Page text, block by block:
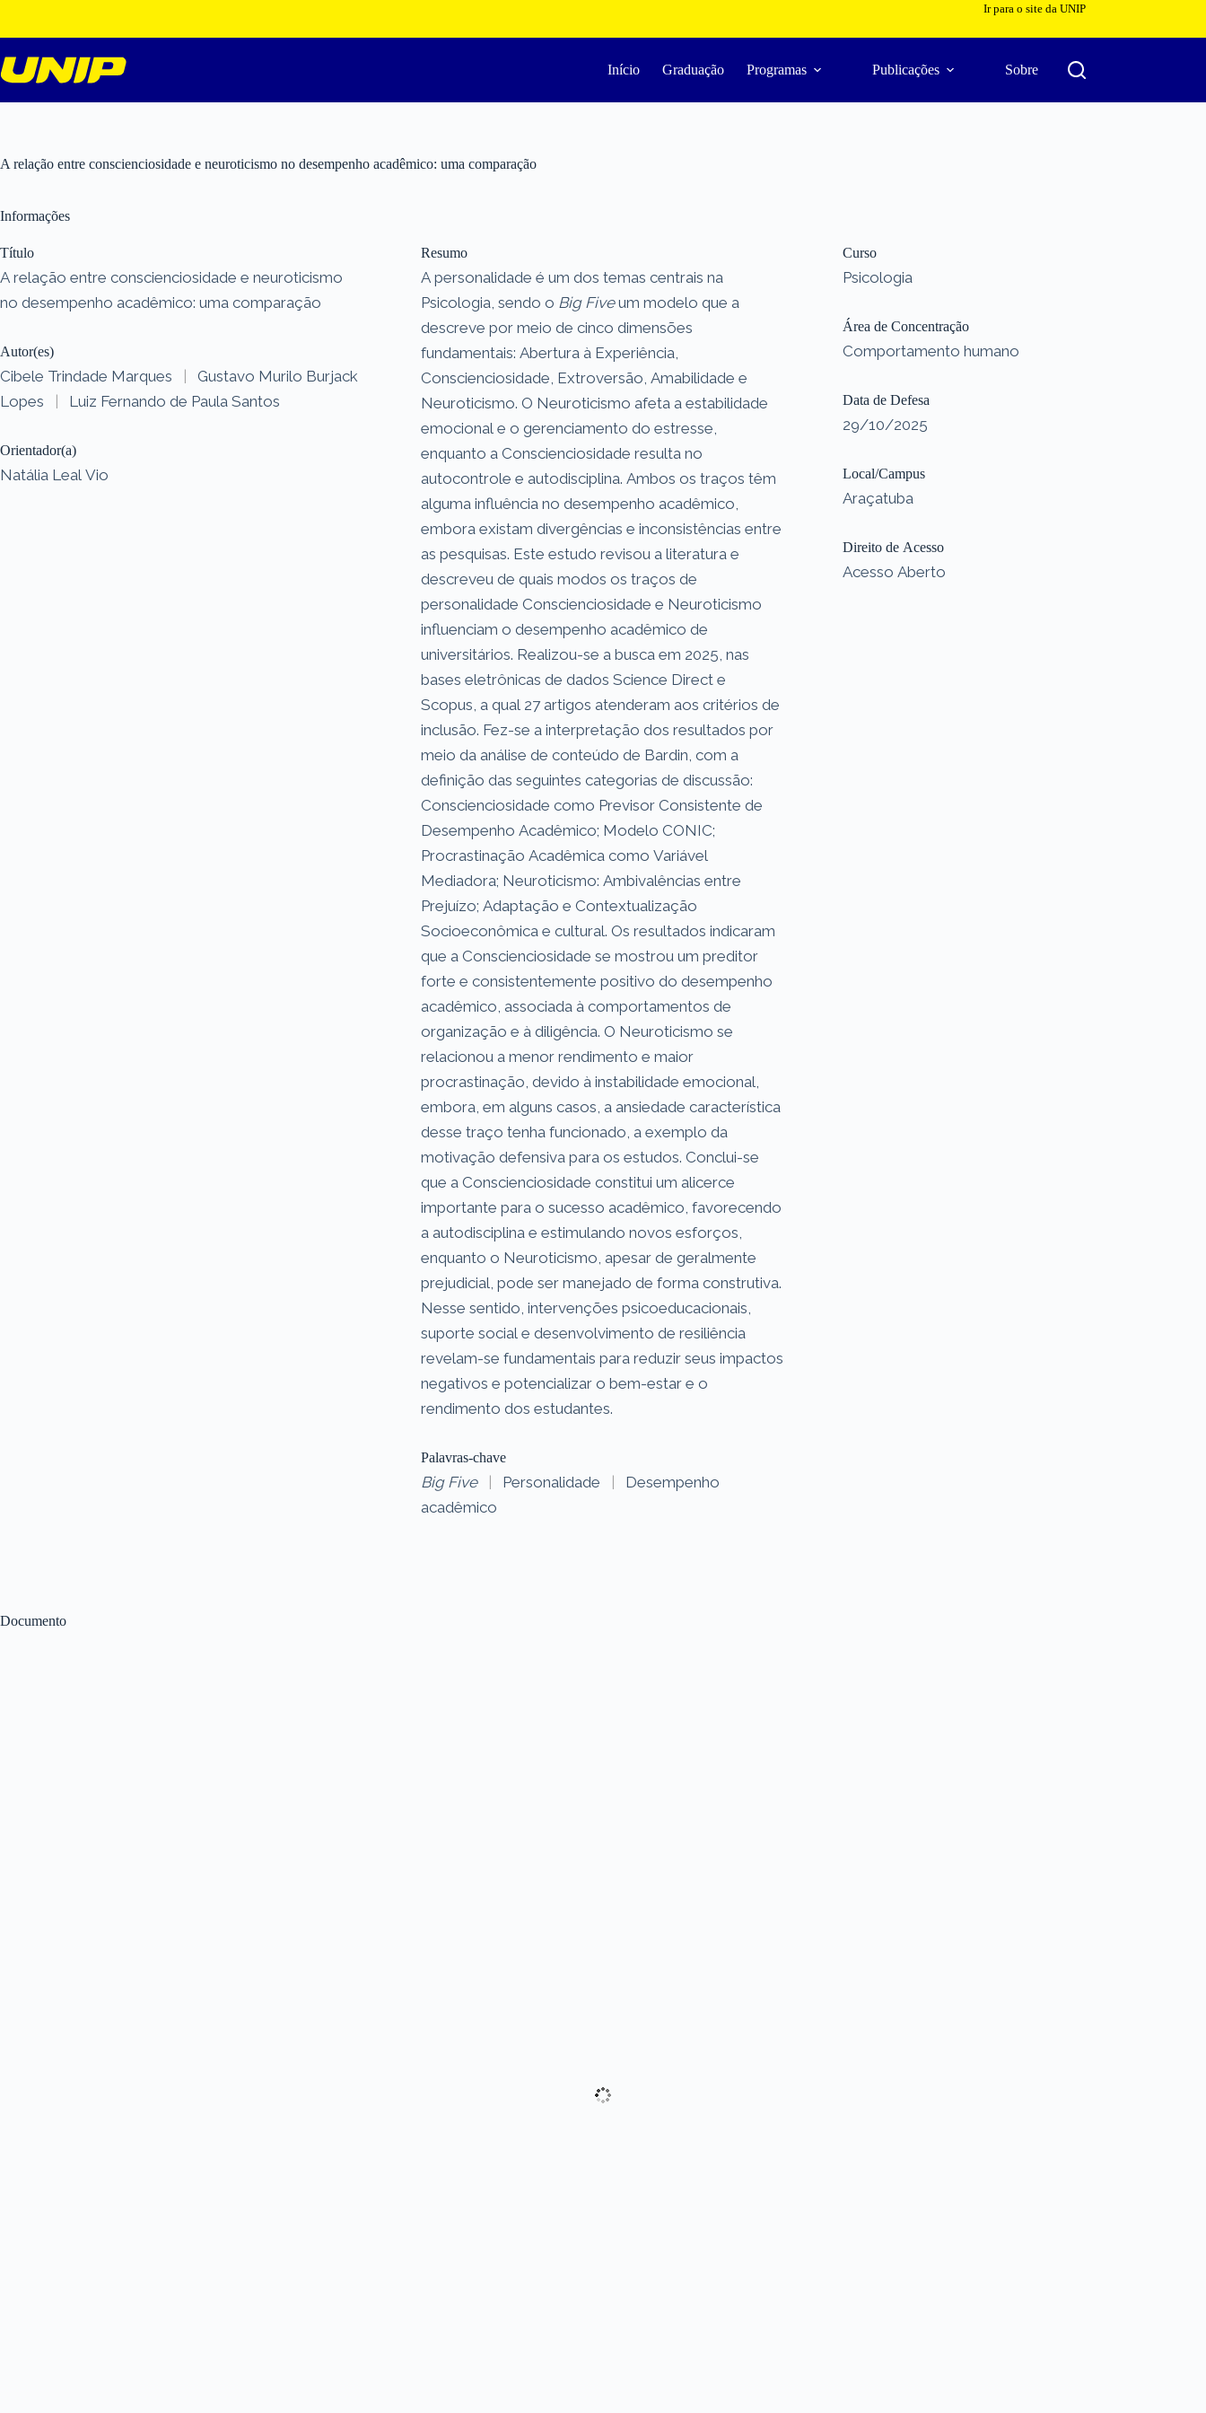
o
conteúdo
Ir para o site da UNIP
Início Graduação Programas Publicações Sobre
A relação entre conscienciosidade e neuroticismo no desempenho acadêmico: uma comparação
Documento
Informações
Título
A relação entre conscienciosidade e neuroticismo
no desempenho acadêmico: uma comparação
Autor(es)
Cibele Trindade Marques |
Gustavo Murilo Burjack
Lopes
| Luiz Fernando de Paula Santos
Orientador(a)
Natália Leal Vio
Resumo
A personalidade é um dos temas centrais na
Psicologia, sendo o Big Fiveum modelo que a
descreve por meio de cinco dimensões
fundamentais: Abertura à Experiência,
Conscienciosidade, Extroversão, Amabilidade e
Neuroticismo. O Neuroticismo afeta a estabilidade
emocional e o gerenciamento do estresse,
enquanto a Conscienciosidade resulta no
autocontrole e autodisciplina. Ambos os traços têm
alguma influência no desempenho acadêmico,
embora existam divergências e inconsistências entre
as pesquisas. Este estudo revisou a literatura e
descreveu de quais modos os traços de
personalidade Conscienciosidade e Neuroticismo
influenciam o desempenho acadêmico de
universitários. Realizou-se a busca em 2025, nas
bases eletrônicas de dados Science Direct e
Scopus, a qual 27 artigos atenderam aos critérios de
inclusão. Fez-se a interpretação dos resultados por
meio da análise de conteúdo de Bardin, com a
definição das seguintes categorias de discussão:
Conscienciosidade como Previsor Consistente de
Desempenho Acadêmico; Modelo CONIC;
Procrastinação Acadêmica como Variável
Mediadora; Neuroticismo: Ambivalências entre
Prejuízo; Adaptação e Contextualização
Socioeconômica e cultural. Os resultados indicaram
que a Conscienciosidade se mostrou um preditor
forte e consistentemente positivo do desempenho
acadêmico, associada à comportamentos de
organização e à diligência. O Neuroticismo se
relacionou a menor rendimento e maior
procrastinação, devido à instabilidade emocional,
embora, em alguns casos, a ansiedade característica
desse traço tenha funcionado, a exemplo da
motivação defensiva para os estudos. Conclui-se
que a Conscienciosidade constitui um alicerce
importante para o sucesso acadêmico, favorecendo
a autodisciplina e estimulando novos esforços,
enquanto o Neuroticismo, apesar de geralmente
prejudicial, pode ser manejado de forma construtiva.
Nesse sentido, intervenções psicoeducacionais,
suporte social e desenvolvimento de resiliência
revelam-se fundamentais para reduzir seus impactos
negativos e potencializar o bem-estar e o
rendimento dos estudantes.
Palavras-chave
Big Five | Personalidade |
Desempenho
acadêmico
Curso
Psicologia
Área de Concentração
Comportamento humano
Data de Defesa
29/10/2025
Local/Campus
Araçatuba
Direito de Acesso
Acesso Aberto